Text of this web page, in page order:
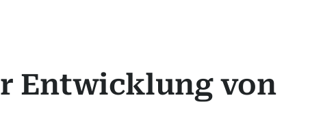
Entwicklung von